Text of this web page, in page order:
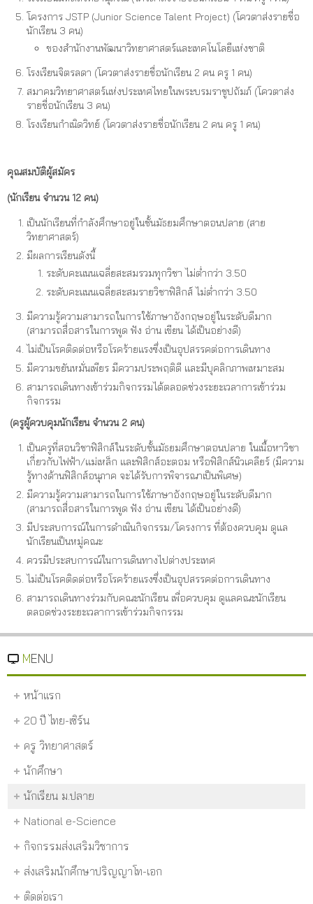
โครงการ JSTP (Junior Science Talent Project) (โควตาส่งรายชื่อ
นักเรียน 3 คน)
ของสำนักงานพัฒนาวิทยาศาสตร์และเทคโนโลยีแห่งชาติ
โรงเรียนจิตรลดา (โควตาส่งรายชื่อนักเรียน 2 คน ครู 1 คน)
สมาคมวิทยาศาสตร์แห่งประเทศไทยในพระบรมราชูปถัมภ์ (โควตาส่ง
รายชื่อนักเรียน 3 คน)
โรงเรียนกำเนิดวิทย์ (โควตาส่งรายชื่อนักเรียน 2 คน ครู 1 คน)
คุณสมบัติผู้สมัคร
(นักเรียน จำนวน 12 คน)
เป็นนักเรียนที่กำลังศึกษาอยู่ในชั้นมัธยมศึกษาตอนปลาย (สาย
วิทยาศาสตร์)
มีผลการเรียนดังนี้
ระดับคะแนนเฉลี่ยสะสมรวมทุกวิชา ไม่ต่ำกว่า 3.50
ระดับคะแนนเฉลี่ยสะสมรายวิชาฟิสิกส์ ไม่ต่ำกว่า 3.50
มีความรู้ความสามารถในการใช้ภาษาอังกฤษอยู่ในระดับดีมาก
(สามารถสื่อสารในการพูด ฟัง อ่าน เขียน ได้เป็นอย่างดี)
ไม่เป็นโรคติดต่อหรือโรคร้ายแรงซึ่งเป็นอุปสรรคต่อการเดินทาง
มีความขยันหมั่นเพียร มีความประพฤติดี และมีบุคลิกภาพเหมาะสม
สามารถเดินทางเข้าร่วมกิจกรรมได้ตลอดช่วงระยะเวลาการเข้าร่วม
กิจกรรม
(ครูผู้ควบคุมนักเรียน จำนวน 2 คน)
เป็นครูที่สอนวิชาฟิสิกส์ในระดับชั้นมัธยมศึกษาตอนปลาย ในเนื้อหาวิชา
เกี่ยวกับไฟฟ้า/แม่เหล็ก และฟิสิกส์อะตอม หรือฟิสิกส์นิวเคลียร์ (มีความ
รู้ทางด้านฟิสิกส์อนุภาค จะได้รับการพิจารณาเป็นพิเศษ)
มีความรู้ความสามารถในการใช้ภาษาอังกฤษอยู่ในระดับดีมาก
(สามารถสื่อสารในการพูด ฟัง อ่าน เขียน ได้เป็นอย่างดี)
มีประสบการณ์ในการดำเนินกิจกรรม/โครงการ ที่ต้องควบคุม ดูแล
นักเรียนเป็นหมู่คณะ
ควรมีประสบการณ์ในการเดินทางไปต่างประเทศ
ไม่เป็นโรคติดต่อหรือโรคร้ายแรงซึ่งเป็นอุปสรรคต่อการเดินทาง
สามารถเดินทางร่วมกับคณะนักเรียน เพื่อควบคุม ดูแลคณะนักเรียน
ตลอดช่วงระยะเวลาการเข้าร่วมกิจกรรม
MENU
หน้าแรก
20 ปี ไทย-เซิร์น
ครู วิทยาศาสตร์
นักศึกษา
นักเรียน ม.ปลาย
National e-Science
กิจกรรมส่งเสริมวิชาการ
ส่งเสริมนักศึกษาปริญญาโท-เอก
ติดต่อเรา